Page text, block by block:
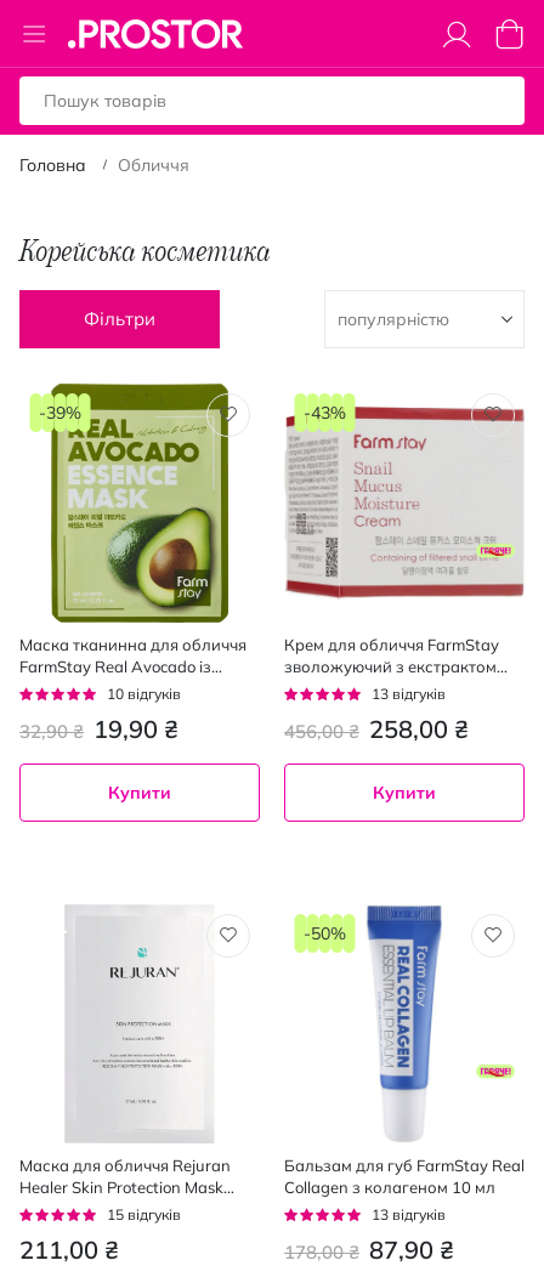
Toggle
Nav
Кошик
Головна Обличчя
Корейська косметика
Фільтри
Маска тканинна для обличчя
FarmStay Real Avocado із
екстрактом авокадо 23 мл
Рейтинг:
10 відгуків
19,90 ₴
32,90 ₴
-39%
Купити
Крем для обличчя FarmStay
зволожуючий з екстрактом
равлика 50 мл
Рейтинг:
13 відгуків
258,00 ₴
456,00 ₴
-43%
Купити
Маска для обличчя Rejuran
Healer Skin Protection Mask
відновлювальна тканинна 27
Рейтинг:
15 відгуків
211,00 ₴
Бальзам для губ FarmStay Real
Collagen з колагеном 10 мл
Рейтинг:
13 відгуків
87,90 ₴
178,00 ₴
-50%